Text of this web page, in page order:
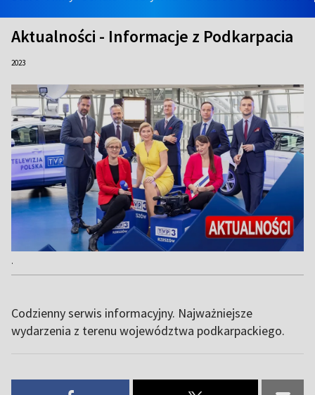
Aktualności - Informacje z Podkarpacia
2023
.
Codzienny serwis informacyjny. Najważniejsze
wydarzenia z terenu województwa podkarpackiego.